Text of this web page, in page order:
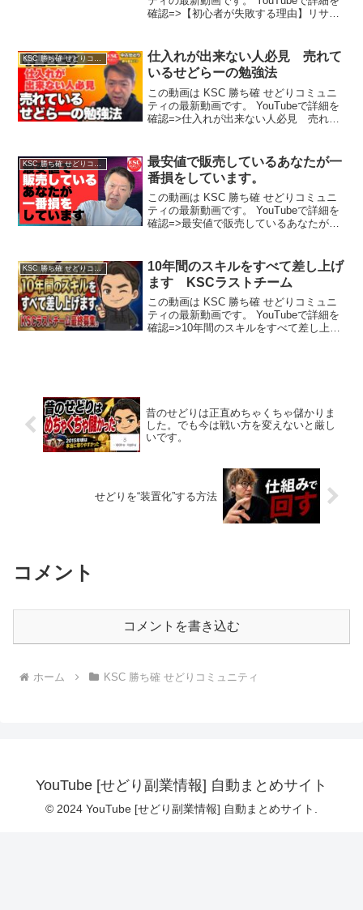
確認=>【初心者が失敗する理由】リサイ
KSC 勝ち確 せどりコミュニティ
仕入れが出来ない人必見 売れて
いるせどらーの勉強法
この動画は KSC 勝ち確 せどりコミュニ
ティの最新動画です。 YouTubeで詳細を
確認=>仕入れが出来ない人必見 売れて
最安値で販売しているあなたが一
番損をしています。
この動画は KSC 勝ち確 せどりコミュニ
ティの最新動画です。 YouTubeで詳細を
確認=>最安値で販売しているあなたが一
KSC 勝ち確 せどりコミュニティ
10年間のスキルをすべて差し上げ
ます KSCラストチーム
この動画は KSC 勝ち確 せどりコミュニ
ティの最新動画です。 YouTubeで詳細を
確認=>10年間のスキルをすべて差し上げ
昔のせどりは正直めちゃくちゃ儲かりま
した。でも今は戦い方を変えないと厳し
いです。
せどりを“装置化”する方法
コメント
コメントを書き込む
ホーム KSC 勝ち確 せどりコミュニティ
YouTube [せどり副業情報] 自動まとめサイト
© 2024 YouTube [せどり副業情報] 自動まとめサイト.